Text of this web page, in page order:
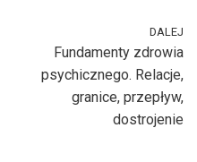
DALEJ
Fundamenty zdrowia
psychicznego. Relacje,
granice, przepływ,
dostrojenie